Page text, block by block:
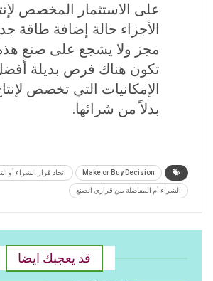
على الاستثمار المخصص
الأجزاء حالة إضافة طاقة
مجز ولا يشجع على صنع هذه
تكون هناك فرص بديلة أفضل
الإمكانيات التي تخصص
بدلاً من شرائها.
Make or Buy Decision اتخاذ قرار الشراء أو
الشراء أم المفاضلة بين قراري الصنع
قد يعجبك ايضا